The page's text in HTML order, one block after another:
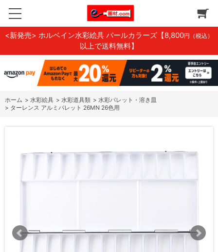
<新発売> ホルベイン水彩絵具 パールカラーズ 【8,800円（税込）
以上で送料無料】
ホーム > 水彩絵具 > 水彩道具類 > 水彩パレット・溶き皿
> ターレンス アルミパレット 26MN 26色用